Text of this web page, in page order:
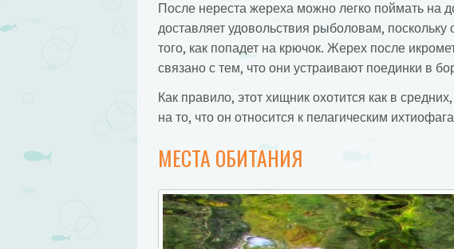
После нереста жереха можно легко поймать на
доставляет удовольствия рыболовам, поскольку
того, как попадет на крючок. Жерех после
связано с тем, что они устраивают поединки в
Как правило, этот хищник охотится как в
на то, что он относится к пелагическим
МЕСТА ОБИТАНИЯ